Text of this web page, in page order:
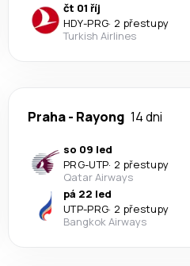
čt 01 říj
HDY-PRG· 2 přestupy
Turkish Airlines
Praha- Rayong 14 dni
so 09 led
PRG-UTP· 2 přestupy
Qatar Airways
pá 22 led
UTP-PRG· 2 přestupy
Bangkok Airways